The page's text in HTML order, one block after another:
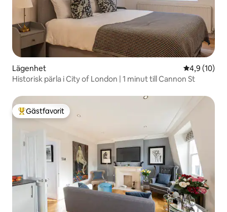
Lägenhet 4,9 av 5 i
4,9 (10)
Historisk pärla i City of London | 1 minut till Cannon St
Populär gästfavorit
Gästfavorit